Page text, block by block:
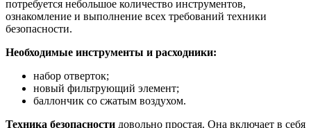
потребуется небольшое количество инструментов,
ознакомление и выполнение всех требований техники
безопасности.
Необходимые инструменты и расходники:
набор отверток;
новый фильтрующий элемент;
баллончик со сжатым воздухом.
Техника безопасности довольно простая. Она включает в себя